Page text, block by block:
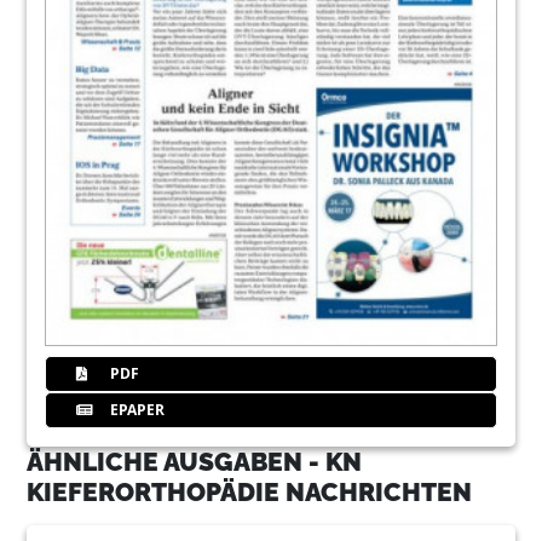
PDF
EPAPER
ÄHNLICHE AUSGABEN - KN
KIEFERORTHOPÄDIE NACHRICHTEN